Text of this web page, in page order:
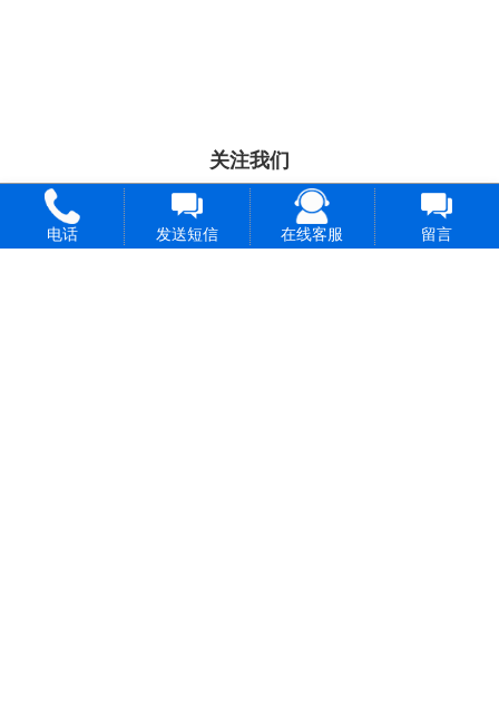
关注我们
电话 发送短信 在线客服 留言